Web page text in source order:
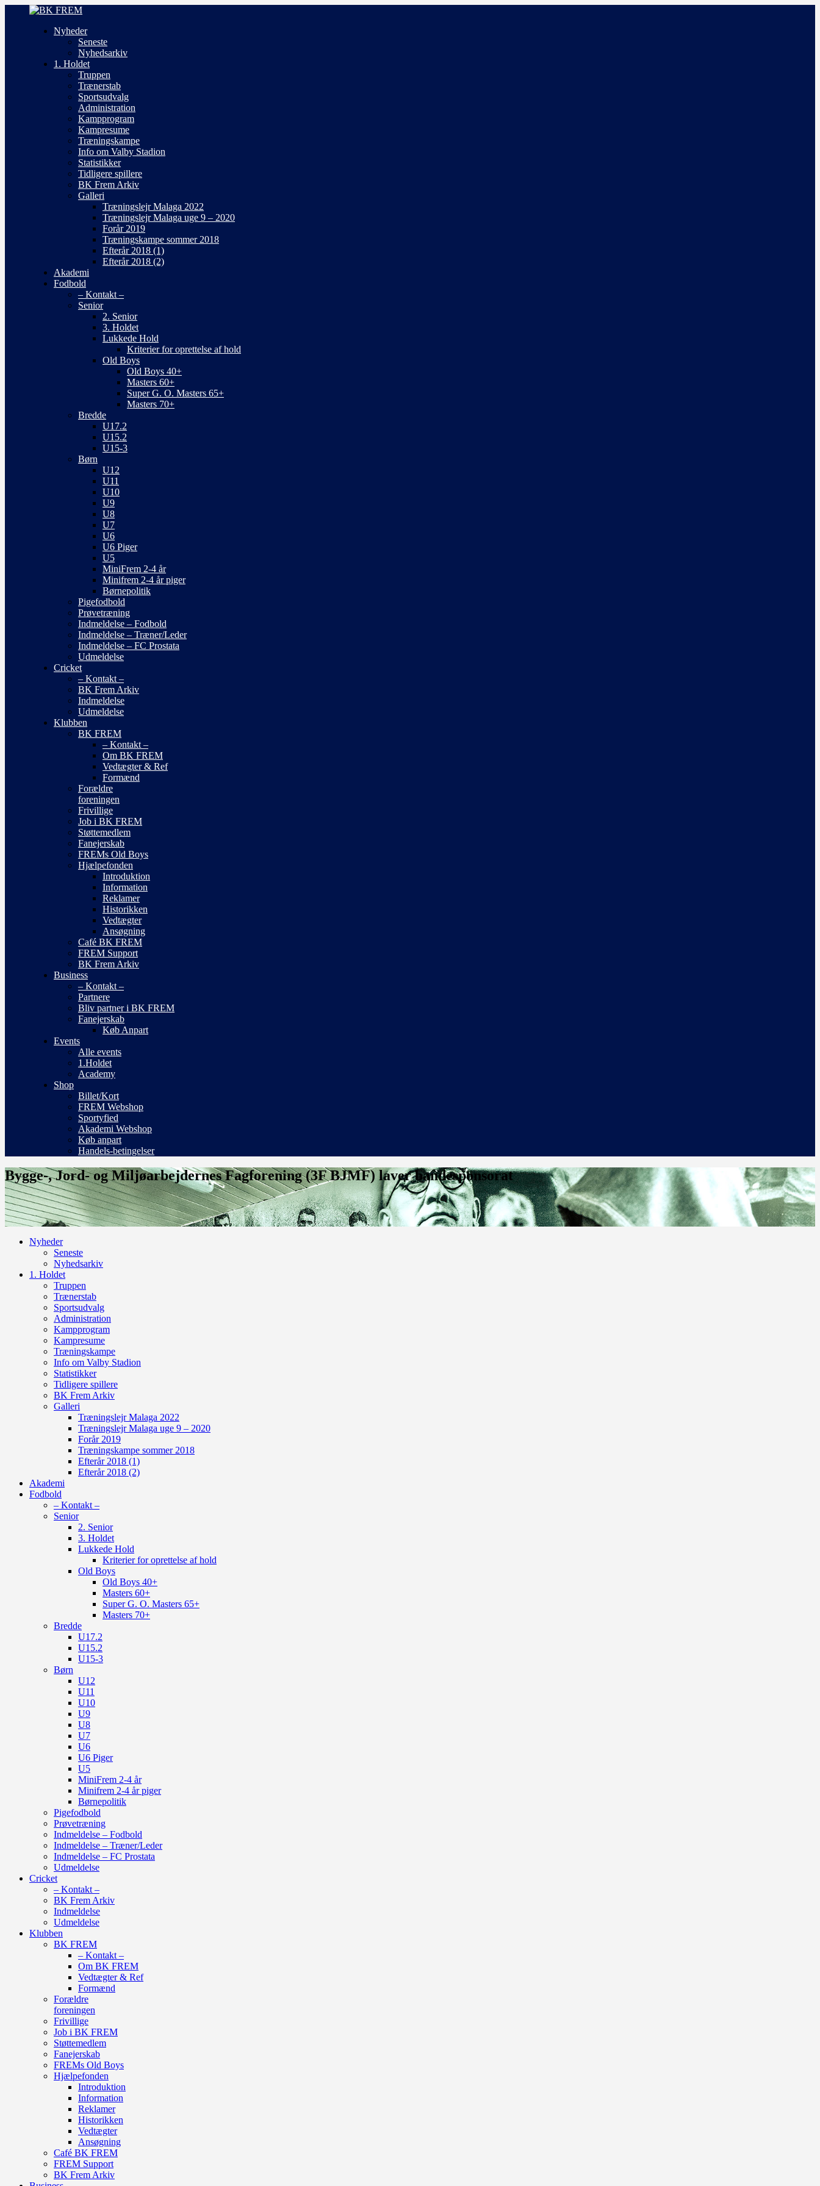
Nyheder
Seneste
Nyhedsarkiv
1. Holdet
Truppen
Trænerstab
Sportsudvalg
Administration
Kampprogram
Kampresume
Træningskampe
Info om Valby Stadion
Statistikker
Tidligere spillere
BK Frem Arkiv
Galleri
Træningslejr Malaga 2022
Træningslejr Malaga uge 9 – 2020
Forår 2019
Træningskampe sommer 2018
Efterår 2018 (1)
Efterår 2018 (2)
Akademi
Fodbold
– Kontakt –
Senior
2. Senior
3. Holdet
Lukkede Hold
Kriterier for oprettelse af hold
Old Boys
Old Boys 40+
Masters 60+
Super G. O. Masters 65+
Masters 70+
Bredde
U17.2
U15.2
U15-3
Børn
U12
U11
U10
U9
U8
U7
U6
U6 Piger
U5
MiniFrem 2-4 år
Minifrem 2-4 år piger
Børnepolitik
Pigefodbold
Prøvetræning
Indmeldelse – Fodbold
Indmeldelse – Træner/Leder
Indmeldelse – FC Prostata
Udmeldelse
Cricket
– Kontakt –
BK Frem Arkiv
Indmeldelse
Udmeldelse
Klubben
BK FREM
– Kontakt –
Om BK FREM
Vedtægter & Ref
Formænd
Forældre
foreningen
Frivillige
Job i BK FREM
Støttemedlem
Fanejerskab
FREMs Old Boys
Hjælpefonden
Introduktion
Information
Reklamer
Historikken
Vedtægter
Ansøgning
Café BK FREM
FREM Support
BK Frem Arkiv
Business
– Kontakt –
Partnere
Bliv partner i BK FREM
Fanejerskab
Køb Anpart
Events
Alle events
1.Holdet
Academy
Shop
Billet/Kort
FREM Webshop
Sportyfied
Akademi Webshop
Køb anpart
Handels-betingelser
Bygge-, Jord- og Miljøarbejdernes Fagforening (3F BJMF) laver bandesponsorat
Nyheder
Seneste
Nyhedsarkiv
1. Holdet
Truppen
Trænerstab
Sportsudvalg
Administration
Kampprogram
Kampresume
Træningskampe
Info om Valby Stadion
Statistikker
Tidligere spillere
BK Frem Arkiv
Galleri
Træningslejr Malaga 2022
Træningslejr Malaga uge 9 – 2020
Forår 2019
Træningskampe sommer 2018
Efterår 2018 (1)
Efterår 2018 (2)
Akademi
Fodbold
– Kontakt –
Senior
2. Senior
3. Holdet
Lukkede Hold
Kriterier for oprettelse af hold
Old Boys
Old Boys 40+
Masters 60+
Super G. O. Masters 65+
Masters 70+
Bredde
U17.2
U15.2
U15-3
Børn
U12
U11
U10
U9
U8
U7
U6
U6 Piger
U5
MiniFrem 2-4 år
Minifrem 2-4 år piger
Børnepolitik
Pigefodbold
Prøvetræning
Indmeldelse – Fodbold
Indmeldelse – Træner/Leder
Indmeldelse – FC Prostata
Udmeldelse
Cricket
– Kontakt –
BK Frem Arkiv
Indmeldelse
Udmeldelse
Klubben
BK FREM
– Kontakt –
Om BK FREM
Vedtægter & Ref
Formænd
Forældre
foreningen
Frivillige
Job i BK FREM
Støttemedlem
Fanejerskab
FREMs Old Boys
Hjælpefonden
Introduktion
Information
Reklamer
Historikken
Vedtægter
Ansøgning
Café BK FREM
FREM Support
BK Frem Arkiv